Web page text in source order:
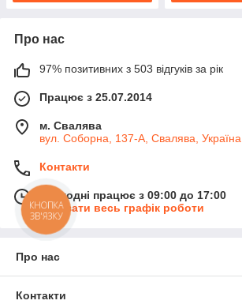
Про нас
97% позитивних з 503 відгуків за рік
Працює з 25.07.2014
м. Свалява
вул. Соборна, 137-А, Свалява, Україна
Контакти
Сьогодні працює з 09:00 до 17:00
Показати весь графік роботи
Про нас
Контакти
КНОПКА
ЗВ'ЯЗКУ